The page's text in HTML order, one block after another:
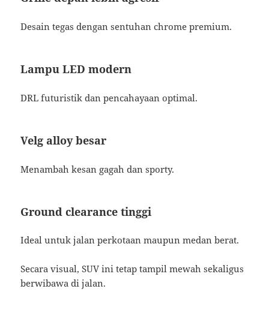
Desain tegas dengan sentuhan chrome premium.
Lampu LED modern
DRL futuristik dan pencahayaan optimal.
Velg alloy besar
Menambah kesan gagah dan sporty.
Ground clearance tinggi
Ideal untuk jalan perkotaan maupun medan berat.
Secara visual, SUV ini tetap tampil mewah sekaligus
berwibawa di jalan.